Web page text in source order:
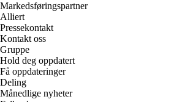
Markedsføringspartner
Alliert
Pressekontakt
Kontakt oss
Gruppe
Hold deg oppdatert
Få oppdateringer
Deling
Månedlige nyheter